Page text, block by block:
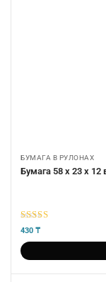
БУМАГА В РУЛОНАХ
Бумага 58 х 23 х 12
5из 5
430 ₸